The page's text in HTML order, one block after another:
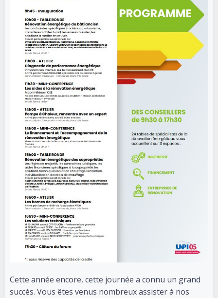
Cette année encore, cette journée a connu un grand
succès. Vous êtes venus nombreux assister à nos